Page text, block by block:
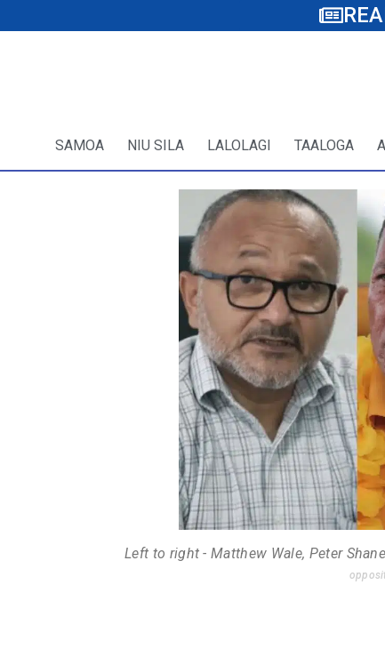
SAMOA NIU SILA LALOLAGI TAALOGA
Left to right - Matthew Wale, Peter